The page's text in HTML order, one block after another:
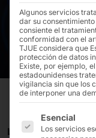
LA CADENA
Algunos servicios
dar su
consiente el
conformidad con el
TJUE considera que
protección de datos
Existe, por ejemplo,
estadounidenses
vigilancia sin que los
de interponer una
A continuación
Esencial
Los servicios